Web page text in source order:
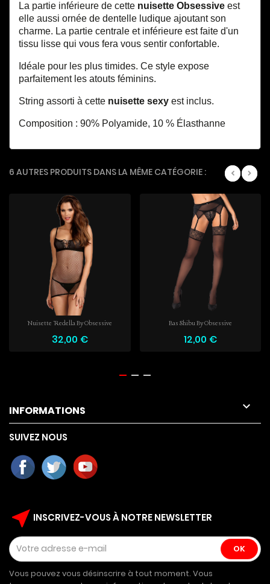
La partie inférieure de cette nuisette Obsessive est
elle aussi ornée de dentelle ludique ajoutant son
charme. La partie centrale et inférieure est faite d'un
tissu lisse qui vous fera vous sentir confortable.
Idéale pour les plus timides. Ce style expose
parfaitement les atouts féminins.
String assorti à cette nuisette sexy est inclus.
Composition : 90% Polyamide, 10 % Élasthanne
6 AUTRES PRODUITS DANS LA MÊME CATÉGORIE :
Nuisette Redella By Obsessive
32,00 €
Bas Shibu By Obsessive
12,00 €
INFORMATIONS 
SUIVEZ NOUS
near_me INSCRIVEZ-VOUS À NOTRE NEWSLETTER
Vous pouvez vous désinscrire à tout moment. Vous